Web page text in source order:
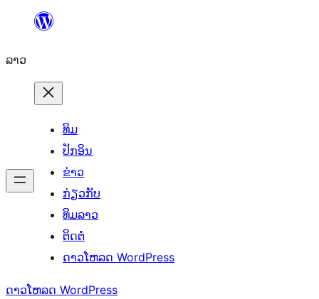
ທີ່
ເນື້ອຫາ
ລາວ
ທິມ
ປັກອິນ
ຂ່າວ
ກ່ຽວກັບ
ທິມລາວ
ຕິດຕໍ່
ດາວໂຫລດ WordPress
ດາວໂຫລດ WordPress